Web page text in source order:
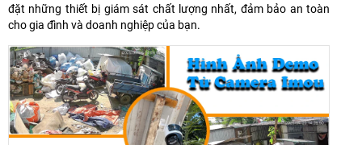
đặt những thiết bị giám sát chất lượng nhất, đảm bảo an toàn
cho gia đình và doanh nghiệp của bạn.